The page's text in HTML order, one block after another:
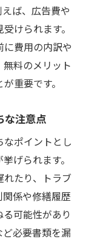
ば、広告費や
けられます。
費用の内訳や
料のメリット
重要です。
な注意点
ポイントとし
げられます。
たり、トラブ
係や修繕履歴
可能性があり
必要書類を漏